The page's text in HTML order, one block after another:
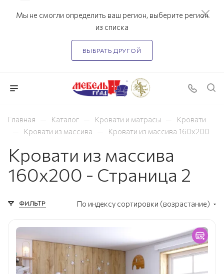
Мы не смогли определить ваш регион, выберите регион
из списка
ВЫБРАТЬ ДРУГОЙ
Главная — Каталог — Кровати и матрасы — Кровати
— Кровати из массива — Кровати из массива 160х200
Кровати из массива
160х200 - Страница 2
ФИЛЬТР По индексу сортировки (возрастание)